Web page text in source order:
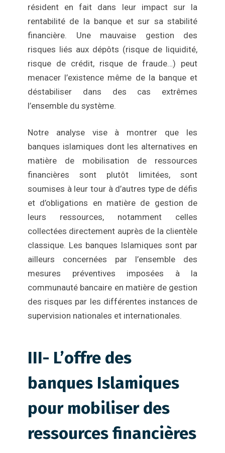
résident en fait dans leur impact sur la
rentabilité de la banque et sur sa stabilité
financière. Une mauvaise gestion des
risques liés aux dépôts (risque de liquidité,
risque de crédit, risque de fraude…) peut
menacer l’existence même de la banque et
déstabiliser dans des cas extrêmes
l’ensemble du système.
Notre analyse vise à montrer que les
banques islamiques dont les alternatives en
matière de mobilisation de ressources
financières sont plutôt limitées, sont
soumises à leur tour à d’autres type de défis
et d’obligations en matière de gestion de
leurs ressources, notamment celles
collectées directement auprès de la clientèle
classique. Les banques Islamiques sont par
ailleurs concernées par l’ensemble des
mesures préventives imposées à la
communauté bancaire en matière de gestion
des risques par les différentes instances de
supervision nationales et internationales.
III- L’offre des
banques Islamiques
pour mobiliser des
ressources financières